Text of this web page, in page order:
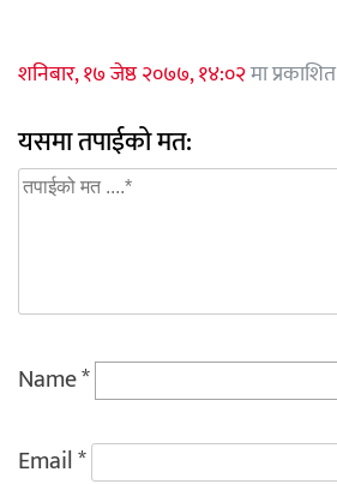
शनिबार, १७ जेष्ठ २०७७, १४:०२मा प्रकाशित
यसमा तपाईको मत:
Name*
Email*